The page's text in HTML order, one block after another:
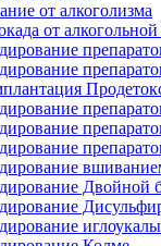
от алкоголизма
от
Двойной